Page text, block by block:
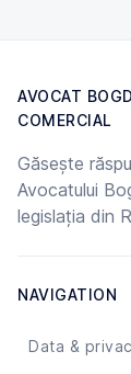
AVOCAT
COMERCIAL
Găsește
Avocatului
legislația din
NAVIGATION
Data &